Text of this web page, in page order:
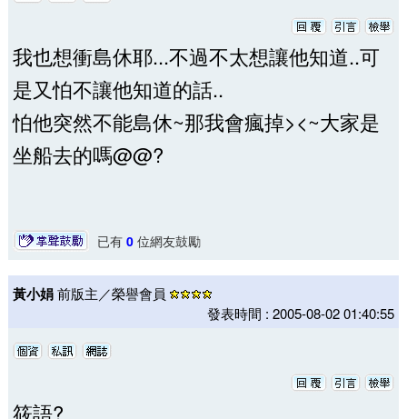
我也想衝島休耶...不過不太想讓他知道..可
是又怕不讓他知道的話..
怕他突然不能島休~那我會瘋掉><~大家是
坐船去的嗎@@?
已有 0位網友鼓勵
黃小娟前版主／榮譽會員
發表時間 : 2005-08-02 01:40:55
筱語?